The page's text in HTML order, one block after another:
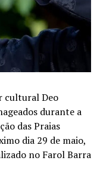
cultural Deo
durante a
das Praias
dia 29 de maio,
no Farol Barra